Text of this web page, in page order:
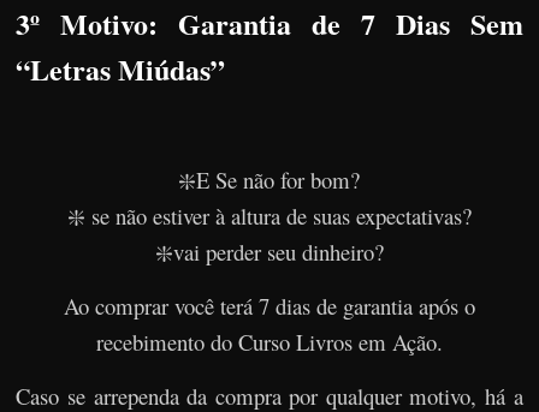
3º Motivo: Garantia de 7 Dias Sem
“Letras Miúdas”
❇️E Se não for bom?
❇️ se não estiver à altura de suas expectativas?
❇️vai perder seu dinheiro?
Ao comprar você terá 7 dias de garantia após o
recebimento do Curso Livros em Ação.
Caso se arrependa da compra por qualquer motivo, há a